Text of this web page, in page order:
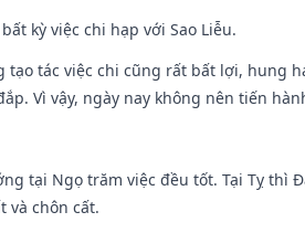
kỳ việc chi hạp với Sao Liễu.
tạo tác việc chi cũng rất bất lợi, hung
Vì vậy, ngày nay không nên tiến
tại Ngọ trăm việc đều tốt. Tại Tỵ
và chôn cất.